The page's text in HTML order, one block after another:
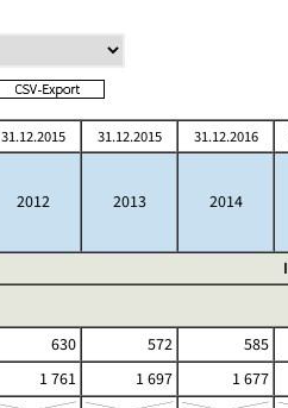
31.12.2015 31.12.2015 31.12.2016
2012 2013 2014
630 572 585
1 761 1 697 1 677